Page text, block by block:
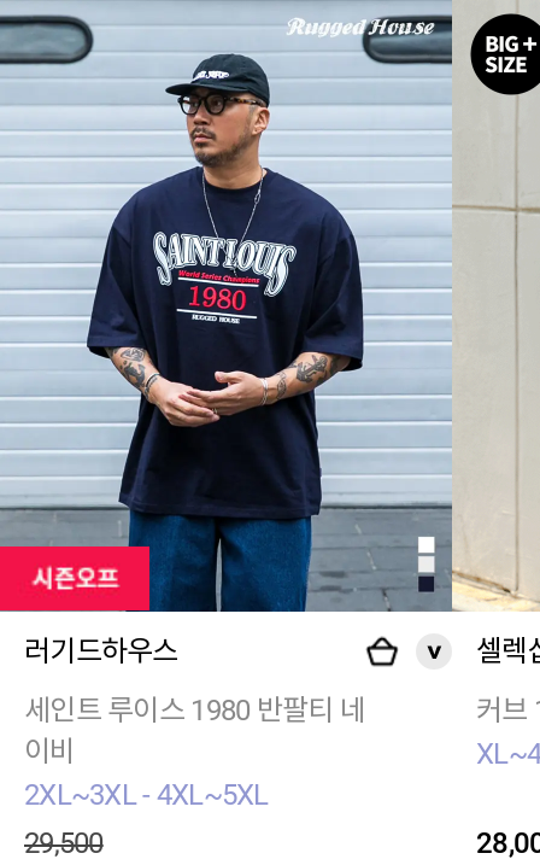
러기드하우스
세인트 루이스 1980 반팔티 네
이비
2XL~3XL - 4XL~5XL
29,500
셀렉
커브